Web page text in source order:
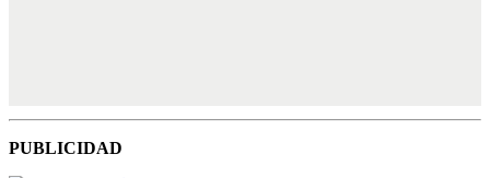
PUBLICIDAD